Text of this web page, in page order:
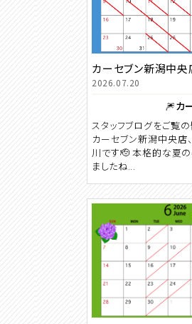
カーセブン新潟中央
2026.07.20
スタッフブログをご覧の
カーセブン新潟中央店
川です🫡 本格的な夏
ましたね...